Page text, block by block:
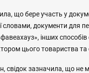
що бере участь у
словами, документи для
інших
цього товариства
свідок зазначила, що не